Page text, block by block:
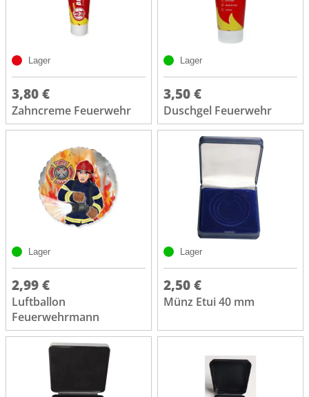
Lager
3,80 €
Zahncreme Feuerwehr
Lager
3,50 €
Duschgel Feuerwehr
Lager
2,99 €
Luftballon
Feuerwehrmann
Lager
2,50 €
Münz Etui 40 mm